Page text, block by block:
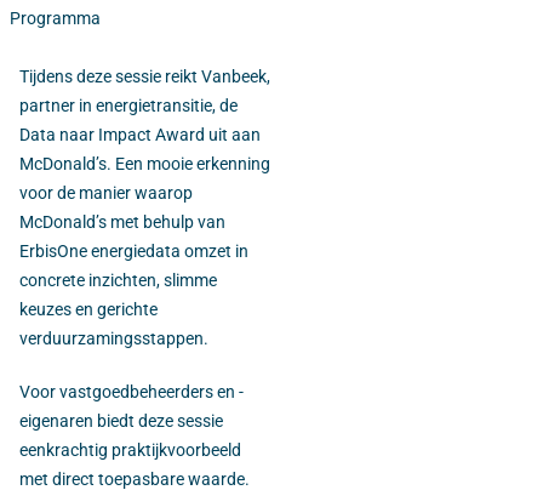
Programma
Tijdens deze sessie reikt Vanbeek,
partner in energietransitie, de
Data naar Impact Award uit aan
McDonald’s. Een mooie erkenning
voor de manier waarop
McDonald’s met behulp van
ErbisOne energiedata omzet in
concrete inzichten, slimme
keuzes en gerichte
verduurzamingsstappen.
Voor vastgoedbeheerders en -
eigenaren biedt deze sessie
eenkrachtig praktijkvoorbeeld
met direct toepasbare waarde.